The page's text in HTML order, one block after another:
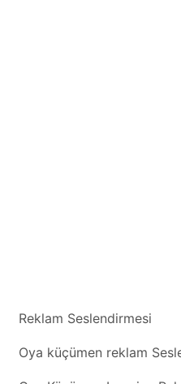
Reklam Seslendirmesi
Oya küçümen reklam